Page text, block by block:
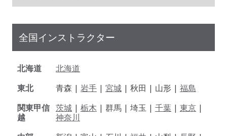
全国インストラクター
北海道
北海道
東北
青森 | 岩手 | 宮城 | 秋田 | 山形 | 福島
関東甲信
越
茨城 | 栃木 | 群馬 | 埼玉 | 千葉 | 東京 |
神奈川